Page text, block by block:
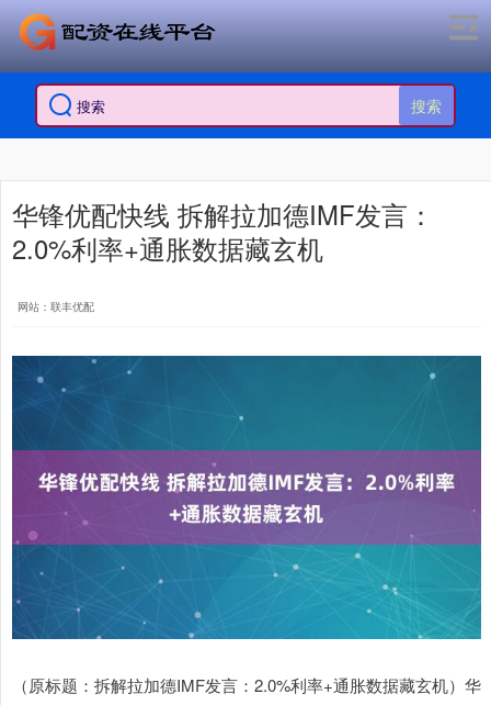
搜索
华锋优配快线 拆解拉加德IMF发言：
2.0%利率+通胀数据藏玄机
网站：联丰优配
（原标题：拆解拉加德IMF发言：2.0%利率+通胀数据藏玄机）华